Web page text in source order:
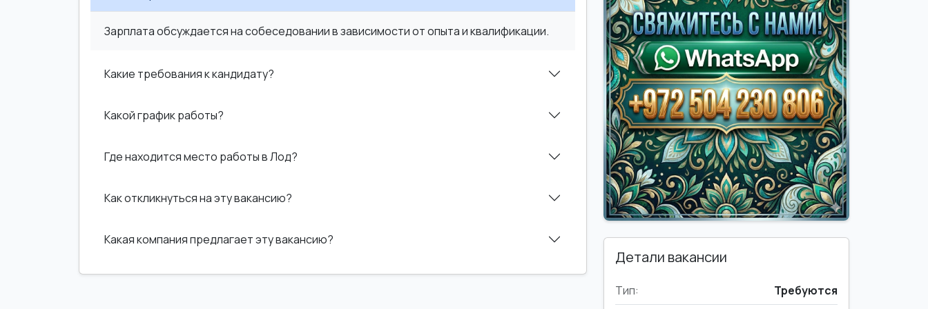
Зарплата обсуждается на собеседовании в зависимости от опыта и квалификации.
Какие требования к кандидату?
Какой график работы?
Где находится место работы в Лод?
Как откликнуться на эту вакансию?
Какая компания предлагает эту вакансию?
Детали вакансии
Тип: Требуются